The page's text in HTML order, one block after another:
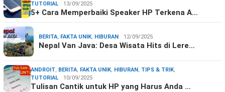
TUTORIAL
13/09/2025
5+ Cara Memperbaiki Speaker HP Terkena A…
BERITA, FAKTA UNIK, HIBURAN 12/09/2025
Nepal Van Java: Desa Wisata Hits di Lere…
ANDROIT, BERITA, FAKTA UNIK, HIBURAN , TIPS & TRIK,
TUTORIAL
10/09/2025
Tulisan Cantik untuk HP yang Harus Anda …